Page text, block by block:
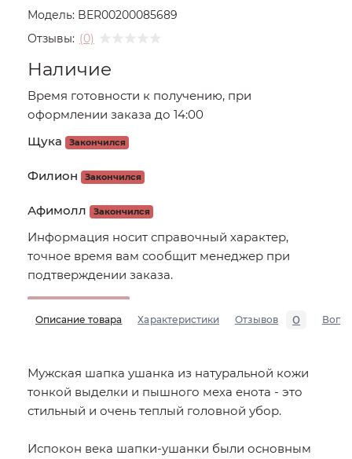
Модель: BER00200085689
Отзывы: (0)
Наличие
Время готовности к получению, при
оформлении заказа до 14:00
Щука
Закончился
Филион Закончился
Афимолл Закончился
Информация носит справочный характер,
точное время вам сообщит менеджер при
подтверждении заказа.
Описание товара Характеристики Отзывов 0
Мужская шапка ушанка из натуральной кожи
тонкой выделки и пышного меха енота - это
стильный и очень теплый головной убор.
Испокон века шапки-ушанки были основным